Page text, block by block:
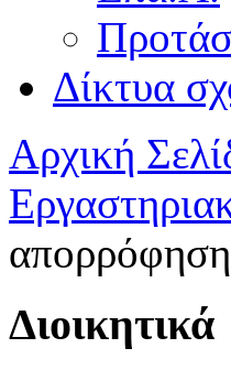
Δίκτυα
Αρχική
Διοικητικά